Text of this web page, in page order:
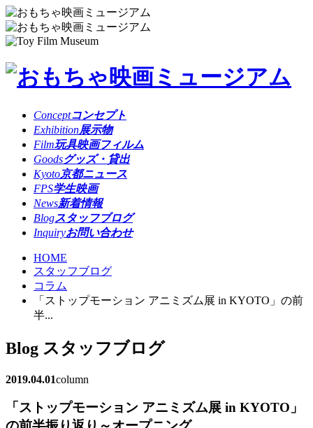
Conceptコンセプト
Exhibition展示物
Film玩具映画フィルム
Goodsグッズ・貸出
Kyoto京都ニュース
FPS学生映画
News新着情報
Blogスタッフブログ
Inquiryお問い合わせ
HOME
スタッフブログ
コラム
「ストップモーション アニミズム展 in KYOTO」の前
半...
Blog スタッフブログ
2019.04.01column
「ストップモーション アニミズム展 in KYOTO」